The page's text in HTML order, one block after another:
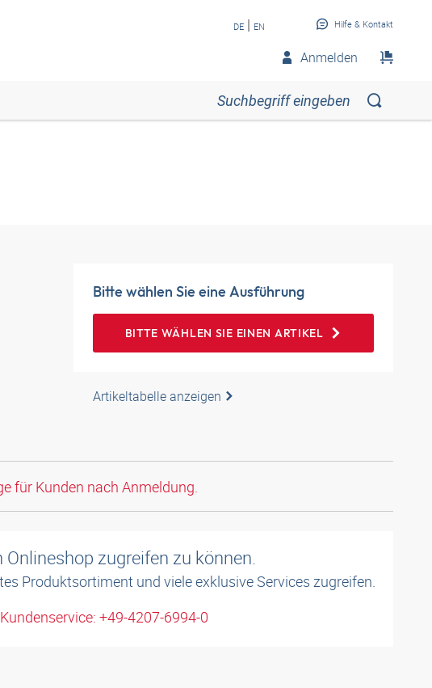
DE | EN Hilfe & Kontakt
Anmelden
Bitte wählen Sie eine Ausführung
BITTE WÄHLEN SIE EINEN ARTIKEL
Artikeltabelle anzeigen
für Kunden nach Anmeldung.
zugreifen zu können.
Produktsortiment und viele exklusive Services zugreifen.
+49-4207-6994-0